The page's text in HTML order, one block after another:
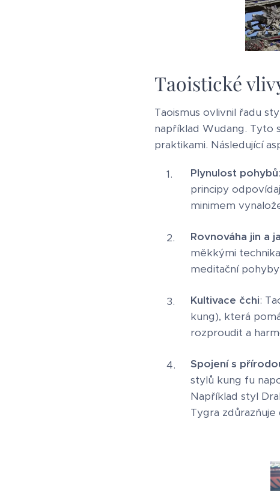
Taoistické
Taoismus ovlivnil řadu
například Wudang. Tyto
praktikami. Následující
Plynulost pohybů
principy
minimem
Rovnováha jin a
měkkými
meditační
Kultivace čchi:
kung), která
rozproudit a
Spojení s
stylů kung fu
Například styl
Tygra